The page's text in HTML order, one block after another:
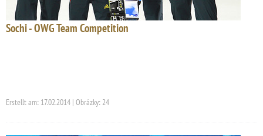
Sochi - OWG Team Competition
Erstellt am: 17.02.2014 | Obrázky: 24